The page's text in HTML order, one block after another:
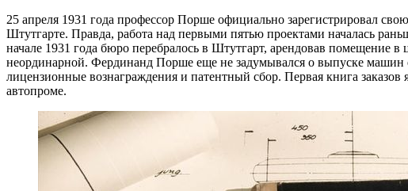
25 апреля 1931 года профессор Порше официально зарегистрировал
Штутгарте. Правда, работа над первыми пятью проектами началась
начале 1931 года бюро перебралось в Штутгарт, арендовав помещение
неординарной. Фердинанд Порше еще не задумывался о выпуске машин
лицензионные вознаграждения и патентный сбор. Первая книга заказов
автопроме.